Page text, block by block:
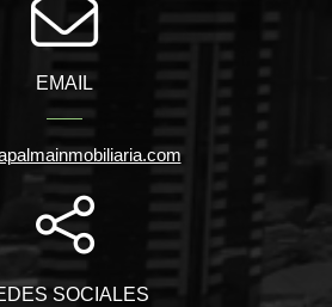
EMAIL
SOCIALES